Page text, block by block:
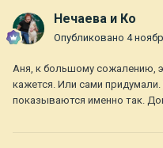
Нечаева и Ко
Опубликовано 4
Аня, к большому сожалению,
кажется. Или сами
показываются именно так.